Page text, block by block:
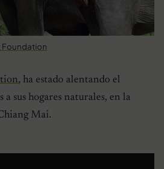
Foundation
, ha estado alentando el
a sus hogares naturales, en la
Mai.